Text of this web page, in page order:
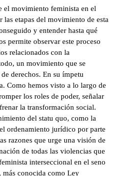
el movimiento feminista en el
etapas del movimiento de esta
y entender hasta qué
permite observar este proceso
relacionados con la
un movimiento que se
derechos. En su ímpetu
Como hemos visto a lo largo de
los roles de poder, señalar
la transformación social.
del statu quo, como la
ordenamiento jurídico por parte
razones que urge una visión de
de todas las violencias que
interseccional en el seno
más conocida como Ley